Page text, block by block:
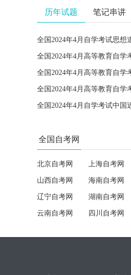
历年试题 笔记串讲
全国2024年4月自学考试思想
全国2024年4月高等教育自学
全国2024年4月高等教育自学
全国2024年4月自学考试中国
全国自考网
北京自考网 上海自考网
山西自考网 海南自考网
辽宁自考网 湖南自考网
云南自考网 四川自考网